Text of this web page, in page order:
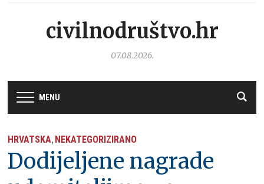
civilnodruštvo.hr
07.08.2026.
MENU
HRVATSKA, NEKATEGORIZIRANO
Dodijeljene nagrade